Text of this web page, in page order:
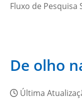
Fluxo de Pesquisa
De olho
Última